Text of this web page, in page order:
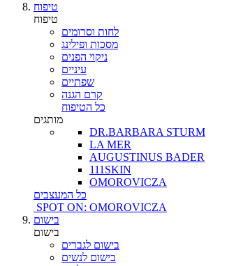
טיפוח
טיפוח
לחות וסרומים
מסכות ופילינג
ניקוי הפנים
עיניים
שפתיים
קרם הגנה
כל הטיפוח
מותגים
DR.BARBARA STURM
LA MER
AUGUSTINUS BADER
111SKIN
OMOROVICZA
כל המעצבים
SPOT ON: OMOROVICZA
בישום
בישום
בישום לגברים
בישום לנשים